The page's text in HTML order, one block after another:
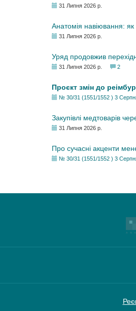
31 Липня 2026 р.
Анатомія навіювання: як
31 Липня 2026 р.
Уряд продовжив
31 Липня 2026 р. 2
Проєкт змін до
№ 30/31 (1551/1552 ) 3
Закупівлі медтоварів
31 Липня 2026 р.
Про сучасні акценти
№ 30/31 (1551/1552 ) 3